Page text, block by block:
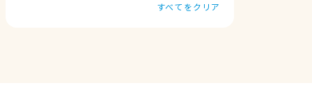
すべてをクリア